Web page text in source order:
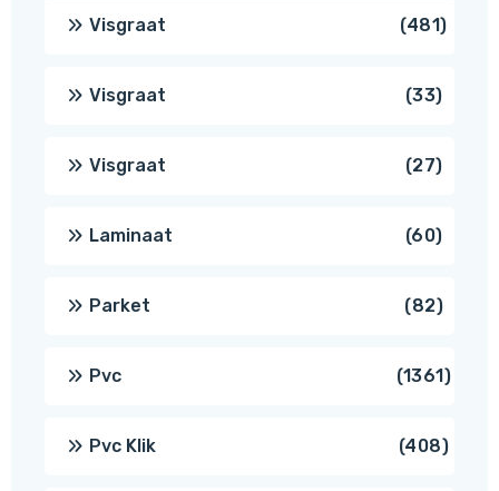
Visgraat 481481
Visgraat 3333
Visgraat 2727
Laminaat 6060
Parket 8282
Pvc 13611361
Pvc Klik 408408